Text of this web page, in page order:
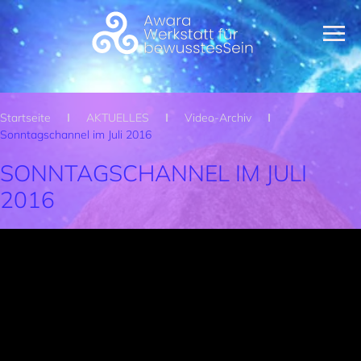
Zum Hauptinhalt springen
Startseite AKTUELLES
Video-Archiv
Sonntagschannel im Juli 2016
SONNTAGSCHANNEL IM JULI
2016